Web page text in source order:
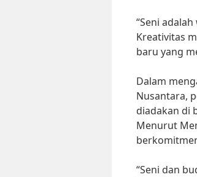
“Seni
Kreativitas
baru yang
Dalam
Nusantara,
diadakan di
Menurut
“Seni dan